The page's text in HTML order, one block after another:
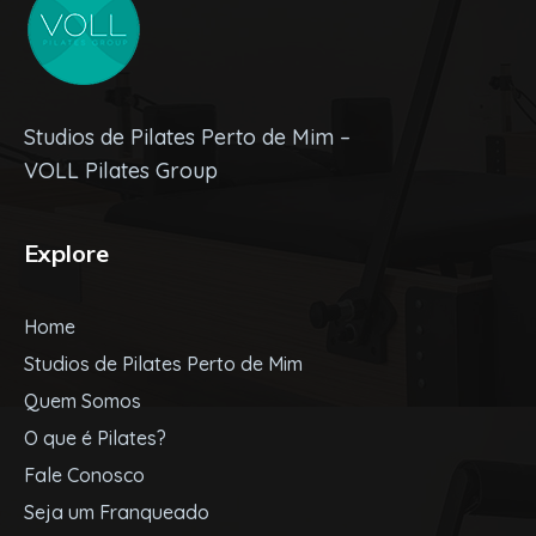
Studios de Pilates Perto de Mim –
VOLL Pilates Group
Explore
Home
Studios de Pilates Perto de Mim
Quem Somos
O que é Pilates?
Fale Conosco
Seja um Franqueado